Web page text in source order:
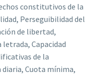
constitutivos de la
Perseguibilidad del
de libertad,
letrada, Capacidad
de la
Cuota mínima,